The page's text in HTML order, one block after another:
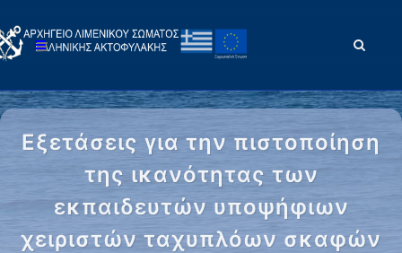
Εξετάσεις για την πιστοποίηση
της ικανότητας των
εκπαιδευτών υποψήφιων
χειριστών ταχυπλόων σκαφών